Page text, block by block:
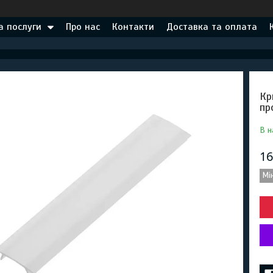
послуги Про нас Контакти Доставка та оплата
В